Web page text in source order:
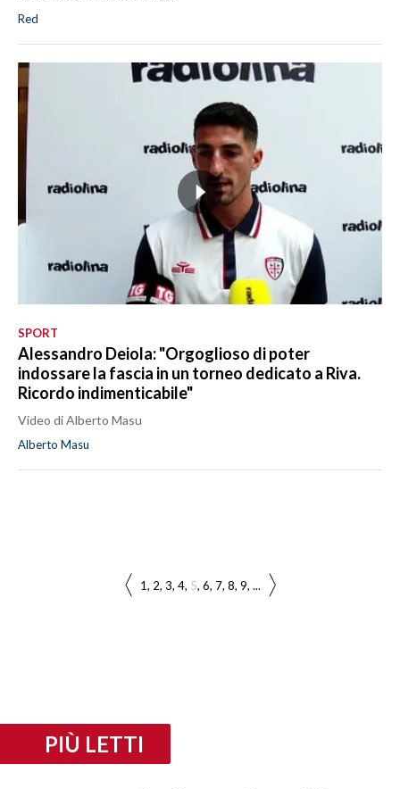
Red
SPORT
Alessandro Deiola: "Orgoglioso di poter
indossare la fascia in un torneo dedicato a Riva.
Ricordo indimenticabile"
Video di Alberto Masu
Alberto Masu
1 2 3 4 5 6 7 8 9 ...
PIÙ LETTI